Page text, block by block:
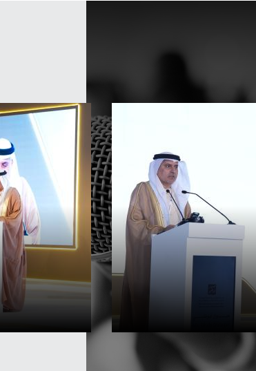
موضوع تنقل العمالة، المنظمة الدولية للهجرة
وتنقّل العمالة في ممر آسيا – دول مجلس التعاون الخليجي
مجلس التعاون الخليجي:
والاتصال، الأمانة العامة °لس وزراء العمل ومجلس
العربية